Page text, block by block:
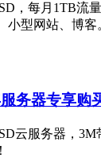
，每月1TB流
小型网站、博客
务器专享购
云服务器，